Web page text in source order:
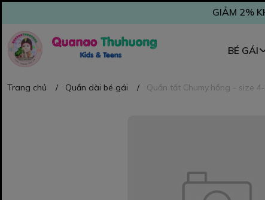
GIẢM 2%
BÉ GÁI
Trang chủ / Quần dài bé gái / Quần tất Chumy hồng - size